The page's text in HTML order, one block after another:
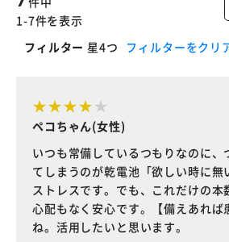
1-7件を表示
フィルター 星4つ フィルターをクリ
ペコちゃん(女性)
いつも常備しているつもりなのに、
てしまうのが乾電池「欲しい時に無
ストレスです。でも、これだけの本
心配もなく安心です。【備えあれば
ね。活用したいと思います。